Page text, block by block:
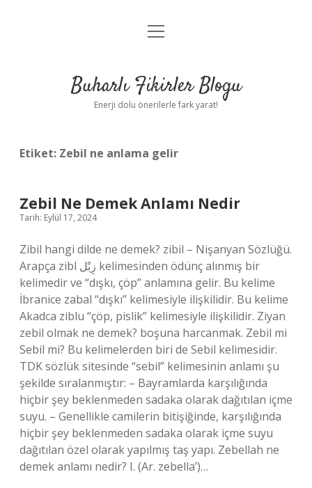
Anasayfa
Yasal Uyarı
menüyü
Buharlı Fikirler Blogu
Enerji dolu önerilerle fark yarat!
Etiket: Zebil ne anlama gelir
Zebil Ne Demek Anlamı Nedir
Tarih: Eylül 17, 2024
Zibil hangi dilde ne demek? zibil – Nişanyan Sözlüğü.
Arapça zibl زِبْل kelimesinden ödünç alınmış bir
kelimedir ve “dışkı, çöp” anlamına gelir. Bu kelime
İbranice zabal “dışkı” kelimesiyle ilişkilidir. Bu kelime
Akadca ziblu “çöp, pislik” kelimesiyle ilişkilidir. Ziyan
zebil olmak ne demek? boşuna harcanmak. Zebil mi
Sebil mi? Bu kelimelerden biri de Sebil kelimesidir.
TDK sözlük sitesinde “sebil” kelimesinin anlamı şu
şekilde sıralanmıştır: – Bayramlarda karşılığında
hiçbir şey beklenmeden sadaka olarak dağıtılan içme
suyu. – Genellikle camilerin bitişiğinde, karşılığında
hiçbir şey beklenmeden sadaka olarak içme suyu
dağıtılan özel olarak yapılmış taş yapı. Zebellah ne
demek anlamı nedir? I. (Ar. zebella’)…